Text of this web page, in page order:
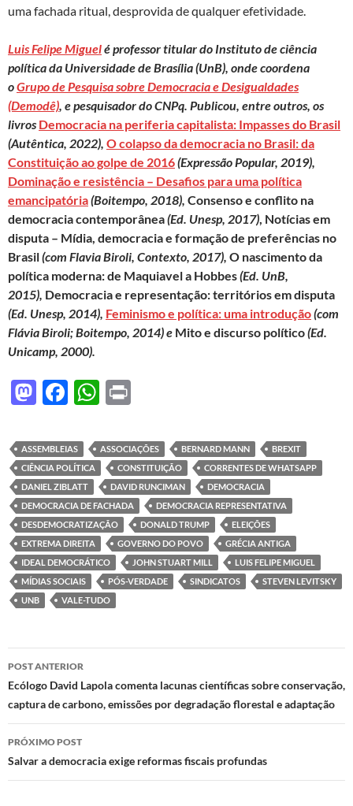
uma fachada ritual, desprovida de qualquer efetividade.
Luis Felipe Miguelé professor titular do Instituto de ciência
política da Universidade de Brasília (UnB), onde coordena
oGrupo de Pesquisa sobre Democracia e Desigualdades
(Demodê), e pesquisador do CNPq. Publicou, entre outros, os
livros Democracia na periferia capitalista: Impasses do Brasil
(Autêntica, 2022), O colapso da democracia no Brasil: da
Constituição ao golpe de 2016(Expressão Popular, 2019),
Dominação e resistência – Desafios para uma política
emancipatória(Boitempo, 2018), Consenso e conflito na
democracia contemporânea(Ed. Unesp, 2017), Notícias em
disputa – Mídia, democracia e formação de preferências no
Brasil(com Flavia Biroli, Contexto, 2017), O nascimento da
política moderna: de Maquiavel a Hobbes(Ed. UnB,
2015), Democracia e representação: territórios em disputa
(Ed. Unesp, 2014), Feminismo e política: uma introdução(com
Flávia Biroli; Boitempo, 2014) e Mito e discurso político(Ed.
Unicamp, 2000).
M
to
d
o
n
F
e
b
o
o
k
W
at
s
A
p
p
nt
ASSEMBLEIAS ASSOCIAÇÕES BERNARD MANN
BREXIT
CIÊNCIA POLÍTICA
CONSTITUIÇÃO
CORRENTES DE WHATSAPP
DANIEL ZIBLATT
DAVID RUNCIMAN
DEMOCRACIA
DEMOCRACIA DE FACHADA
DEMOCRACIA REPRESENTATIVA
DESDEMOCRATIZAÇÃO
DONALD TRUMP
ELEIÇÕES
EXTREMA DIREITA
GOVERNO DO POVO
GRÉCIA ANTIGA
IDEAL DEMOCRÁTICO
JOHN STUART MILL
LUIS FELIPE MIGUEL
MÍDIAS SOCIAIS
PÓS-VERDADE SINDICATOS
STEVEN LEVITSKY
UNB
VALE-TUDO
Navegação
de
posts
POST ANTERIOR
Ecólogo David Lapola comenta lacunas científicas sobre conservação,
captura de carbono, emissões por degradação florestal e adaptação
PRÓXIMO POST
Salvar a democracia exige reformas fiscais profundas